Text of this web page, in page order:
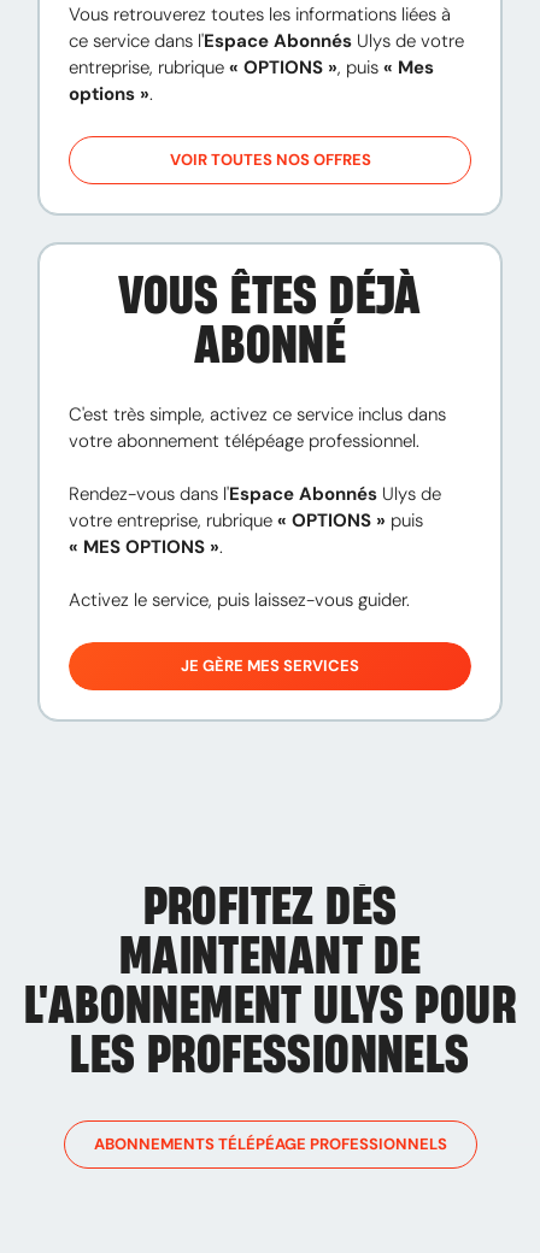
Vous retrouverez toutes les informations liées à
ce service dans l'Espace Abonnés Ulys de votre
entreprise, rubrique « OPTIONS », puis « Mes
options ».
VOIR TOUTES NOS OFFRES
VOUS ÊTES DÉJÀ
ABONNÉ
C'est très simple, activez ce service inclus dans
votre abonnement télépéage professionnel.
Rendez-vous dans l'Espace Abonnés Ulys de
votre entreprise, rubrique « OPTIONS »
« MES OPTIONS ».
Activez le service, puis laissez-vous guider.
JE GÈRE MES SERVICES
PROFITEZ DÈS
MAINTENANT DE
L'ABONNEMENT ULYS POUR
LES PROFESSIONNELS
ABONNEMENTS TÉLÉPÉAGE PROFESSIONNELS